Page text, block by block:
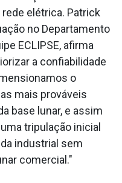
elétrica. Patrick
no Departamento
ECLIPSE, afirma
a confiabilidade
o
mais prováveis
base lunar, e assim
tripulação inicial
industrial sem
comercial."